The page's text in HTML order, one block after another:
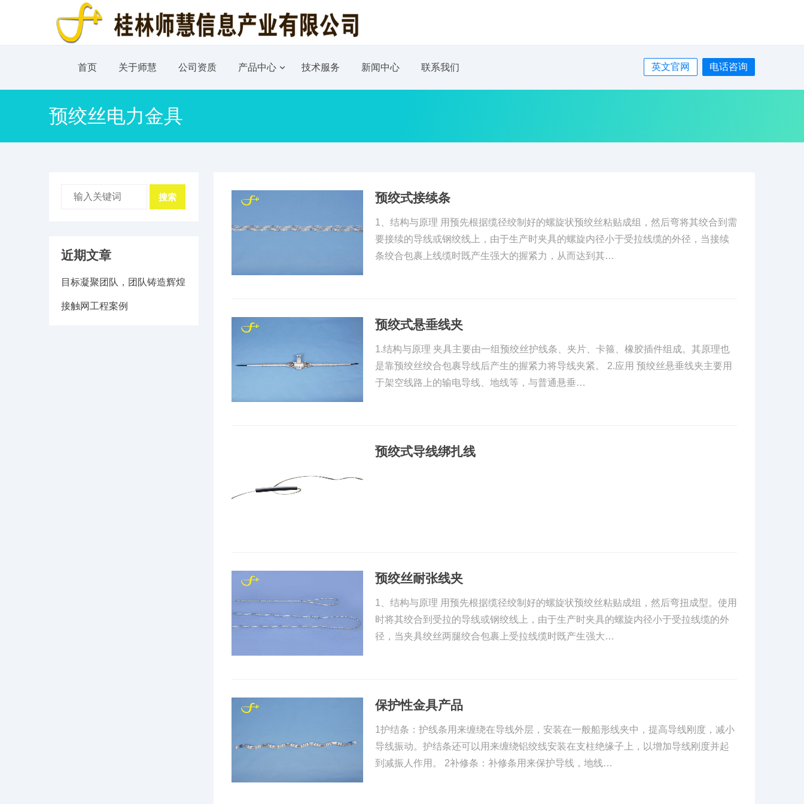
首页 关于师慧 公司资质 产品中心 技术服务 新闻中心 联系我们 英文官网 电话咨询
预绞丝电力金具
预绞式接续条
1、结构与原理 用预先根据缆径绞制好的螺旋状预绞丝粘贴成组，然后弯将其绞合到需
要接续的导线或钢绞线上，由于生产时夹具的螺旋内径小于受拉线缆的外径，当接续
条绞合包裹上线缆时既产生强大的握紧力，从而达到其…
预绞式悬垂线夹
1.结构与原理 夹具主要由一组预绞丝护线条、夹片、卡箍、橡胶插件组成。其原理也
是靠预绞丝绞合包裹导线后产生的握紧力将导线夹紧。 2.应用 预绞丝悬垂线夹主要用
于架空线路上的输电导线、地线等，与普通悬垂…
预绞式导线绑扎线
预绞丝耐张线夹
1、结构与原理 用预先根据缆径绞制好的螺旋状预绞丝粘贴成组，然后弯扭成型。使用
时将其绞合到受拉的导线或钢绞线上，由于生产时夹具的螺旋内径小于受拉线缆的外
径，当夹具绞丝两腿绞合包裹上受拉线缆时既产生强大…
保护性金具产品
1护结条：护线条用来缠绕在导线外层，安装在一般船形线夹中，提高导线刚度，减小
导线振动。护结条还可以用来缠绕铝绞线安装在支柱绝缘子上，以增加导线刚度并起
到减振人作用。 2补修条：补修条用来保护导线，地线…
搜索
近期文章
目标凝聚团队，团队铸造辉煌
接触网工程案例